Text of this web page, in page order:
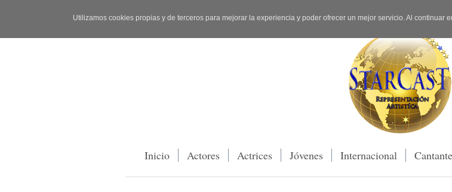
Utilizamos cookies propias y de terceros para mejorar la experiencia y poder ofrecer un mejor servicio. Al continuar
Inicio Actores Actrices Jóvenes Internacional